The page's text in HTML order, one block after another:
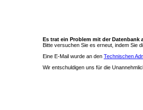
Es trat ein Problem mit der Datenbank
Bitte versuchen Sie es erneut, indem Sie
Eine E-Mail wurde an den Technischen
Wir entschuldigen uns für die